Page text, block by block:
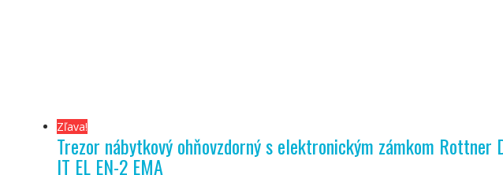
Zľava!
Trezor nábytkový ohňovzdorný s elektronickým zámkom Rottner
IT EL EN-2 EMA